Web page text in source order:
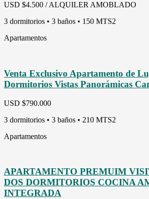
USD $4.500 / ALQUILER AMOBLADO
3 dormitorios • 3 baños • 150 MTS2
Apartamentos
Venta Exclusivo Apartamento de
Dormitorios Vistas Panorámicas
USD $790.000
3 dormitorios • 3 baños • 210 MTS2
Apartamentos
APARTAMENTO PREMUIM
DOS DORMITORIOS COCINA
INTEGRADA